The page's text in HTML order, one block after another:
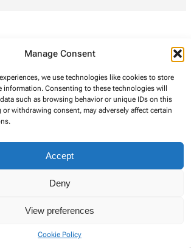
Manage Consent
we use technologies like cookies to store
information. Consenting to these technologies will
such as browsing behavior or unique IDs on this
withdrawing consent, may adversely affect certain
Accept
Deny
View preferences
Cookie Policy